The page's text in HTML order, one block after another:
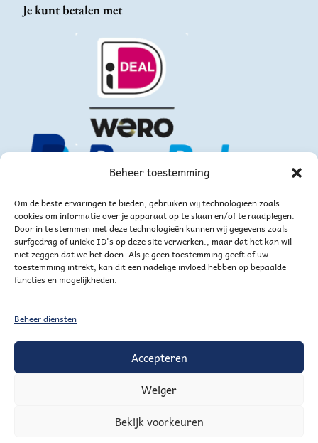
Beheer toestemming
Om de beste ervaringen te bieden, gebruiken wij technologieën zoals
cookies om informatie over je apparaat op te slaan en/of te raadplegen.
Door in te stemmen met deze technologieën kunnen wij gegevens zoals
surfgedrag of unieke ID's op deze site verwerken., maar dat het kan wil
niet zeggen dat we het doen. Als je geen toestemming geeft of uw
toestemming intrekt, kan dit een nadelige invloed hebben op bepaalde
functies en mogelijkheden.
Beheer diensten
Accepteren
Weiger
Bekijk voorkeuren
Je kunt betalen met
of via bankoverschrijving
Trechtertje ontvangen?
Uitschrijven Trechtertje